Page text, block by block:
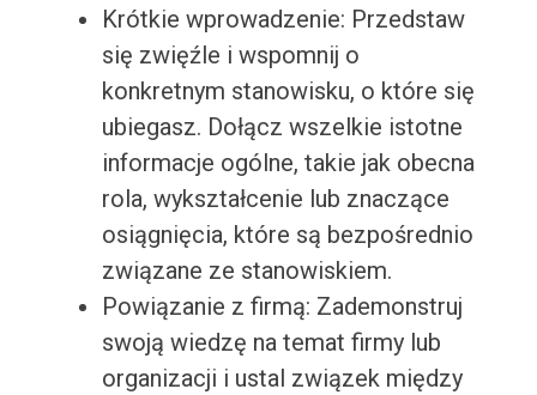
Krótkie wprowadzenie: Przedstaw
się zwięźle i wspomnij o
konkretnym stanowisku, o które się
ubiegasz. Dołącz wszelkie istotne
informacje ogólne, takie jak obecna
rola, wykształcenie lub znaczące
osiągnięcia, które są bezpośrednio
związane ze stanowiskiem.
Powiązanie z firmą: Zademonstruj
swoją wiedzę na temat firmy lub
organizacji i ustal związek między